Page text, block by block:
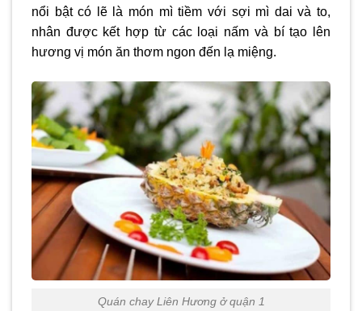
nổi bật có lẽ là món mì tiềm với sợi mì dai và to,
nhân được kết hợp từ các loại nấm và bí tạo lên
hương vị món ăn thơm ngon đến lạ miệng.
Quán chay Liên Hương ở quận 1